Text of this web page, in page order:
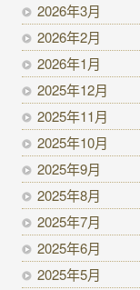
2026年3月
2026年2月
2026年1月
2025年12月
2025年11月
2025年10月
2025年9月
2025年8月
2025年7月
2025年6月
2025年5月